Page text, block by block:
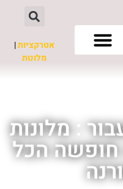
אטרקציות|
מלונות
: מלונות
חופשה הכל